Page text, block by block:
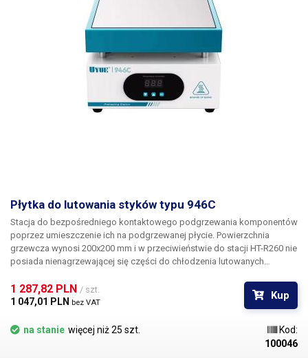
Płytka do lutowania styków typu 946C
Stacja do bezpośredniego kontaktowego podgrzewania komponentów
poprzez umieszczenie ich na podgrzewanej płycie. Powierzchnia
grzewcza wynosi 200x200 mm i w przeciwieństwie do stacji HT-R260 nie
posiada nienagrzewającej się części do chłodzenia lutowanych
jest podgrzewana przez dwa elementy grzejne o łącznej mocy 800 W,
równomiernie na całej powierzchni do wybranej temperatury.
1 287,82 PLN / szt.
1 047,01 PLN bez VAT
Kup
na stanie więcej niż 25 szt.
Kod:
100046